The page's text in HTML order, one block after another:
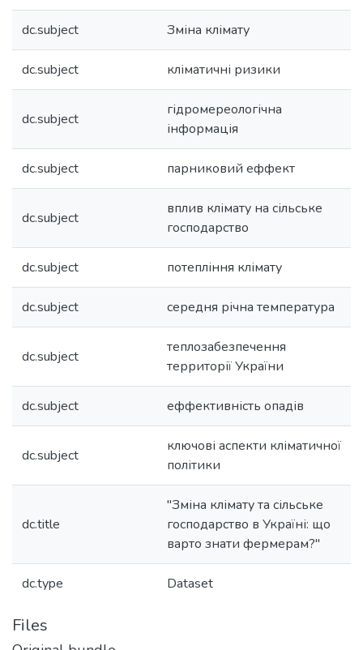
dc.subject Зміна клімату
dc.subject кліматичні ризики
dc.subject
гідромереологічна
інформація
dc.subject парниковий еффект
dc.subject
вплив клімату на сільське
господарство
dc.subject потепління клімату
dc.subject середня річна температура
dc.subject
теплозабезпечення
территорії України
dc.subject еффективність опадів
dc.subject
ключові аспекти кліматичної
політики
dc.title
"Зміна клімату та сільське
господарство в Україні: що
варто знати фермерам?"
dc.type Dataset
Files